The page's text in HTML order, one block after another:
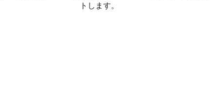
トします。